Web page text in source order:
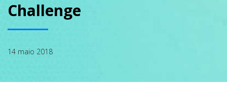
Challenge
14 maio 2018